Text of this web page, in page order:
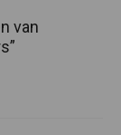
van